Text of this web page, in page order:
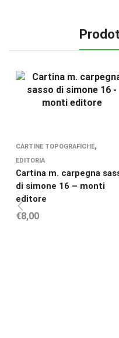
CARTINE TOPOGRAFICHE,
EDITORIA
Cartina m. carpegna
di simone 16 – monti
editore
€8,00